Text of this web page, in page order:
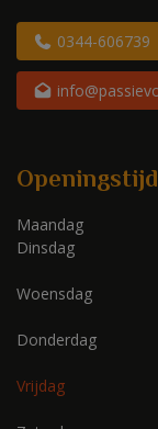
0344-606739
Maandag
Dinsdag
Woensdag
Donderdag
Vrijdag